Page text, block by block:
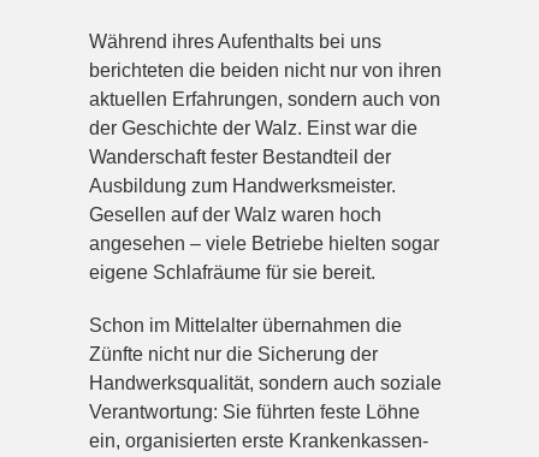
Während ihres Aufenthalts bei uns
berichteten die beiden nicht nur von ihren
aktuellen Erfahrungen, sondern auch von
der Geschichte der Walz. Einst war die
Wanderschaft fester Bestandteil der
Ausbildung zum Handwerksmeister.
Gesellen auf der Walz waren hoch
angesehen – viele Betriebe hielten sogar
eigene Schlafräume für sie bereit.
Schon im Mittelalter übernahmen die
Zünfte nicht nur die Sicherung der
Handwerksqualität, sondern auch soziale
Verantwortung: Sie führten feste Löhne
ein, organisierten erste Krankenkassen-